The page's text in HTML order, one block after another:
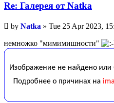
Re: Галерея от Natka
Unread
post
by Natka » Tue 25 Apr 2023,
немножко "мимимишности"